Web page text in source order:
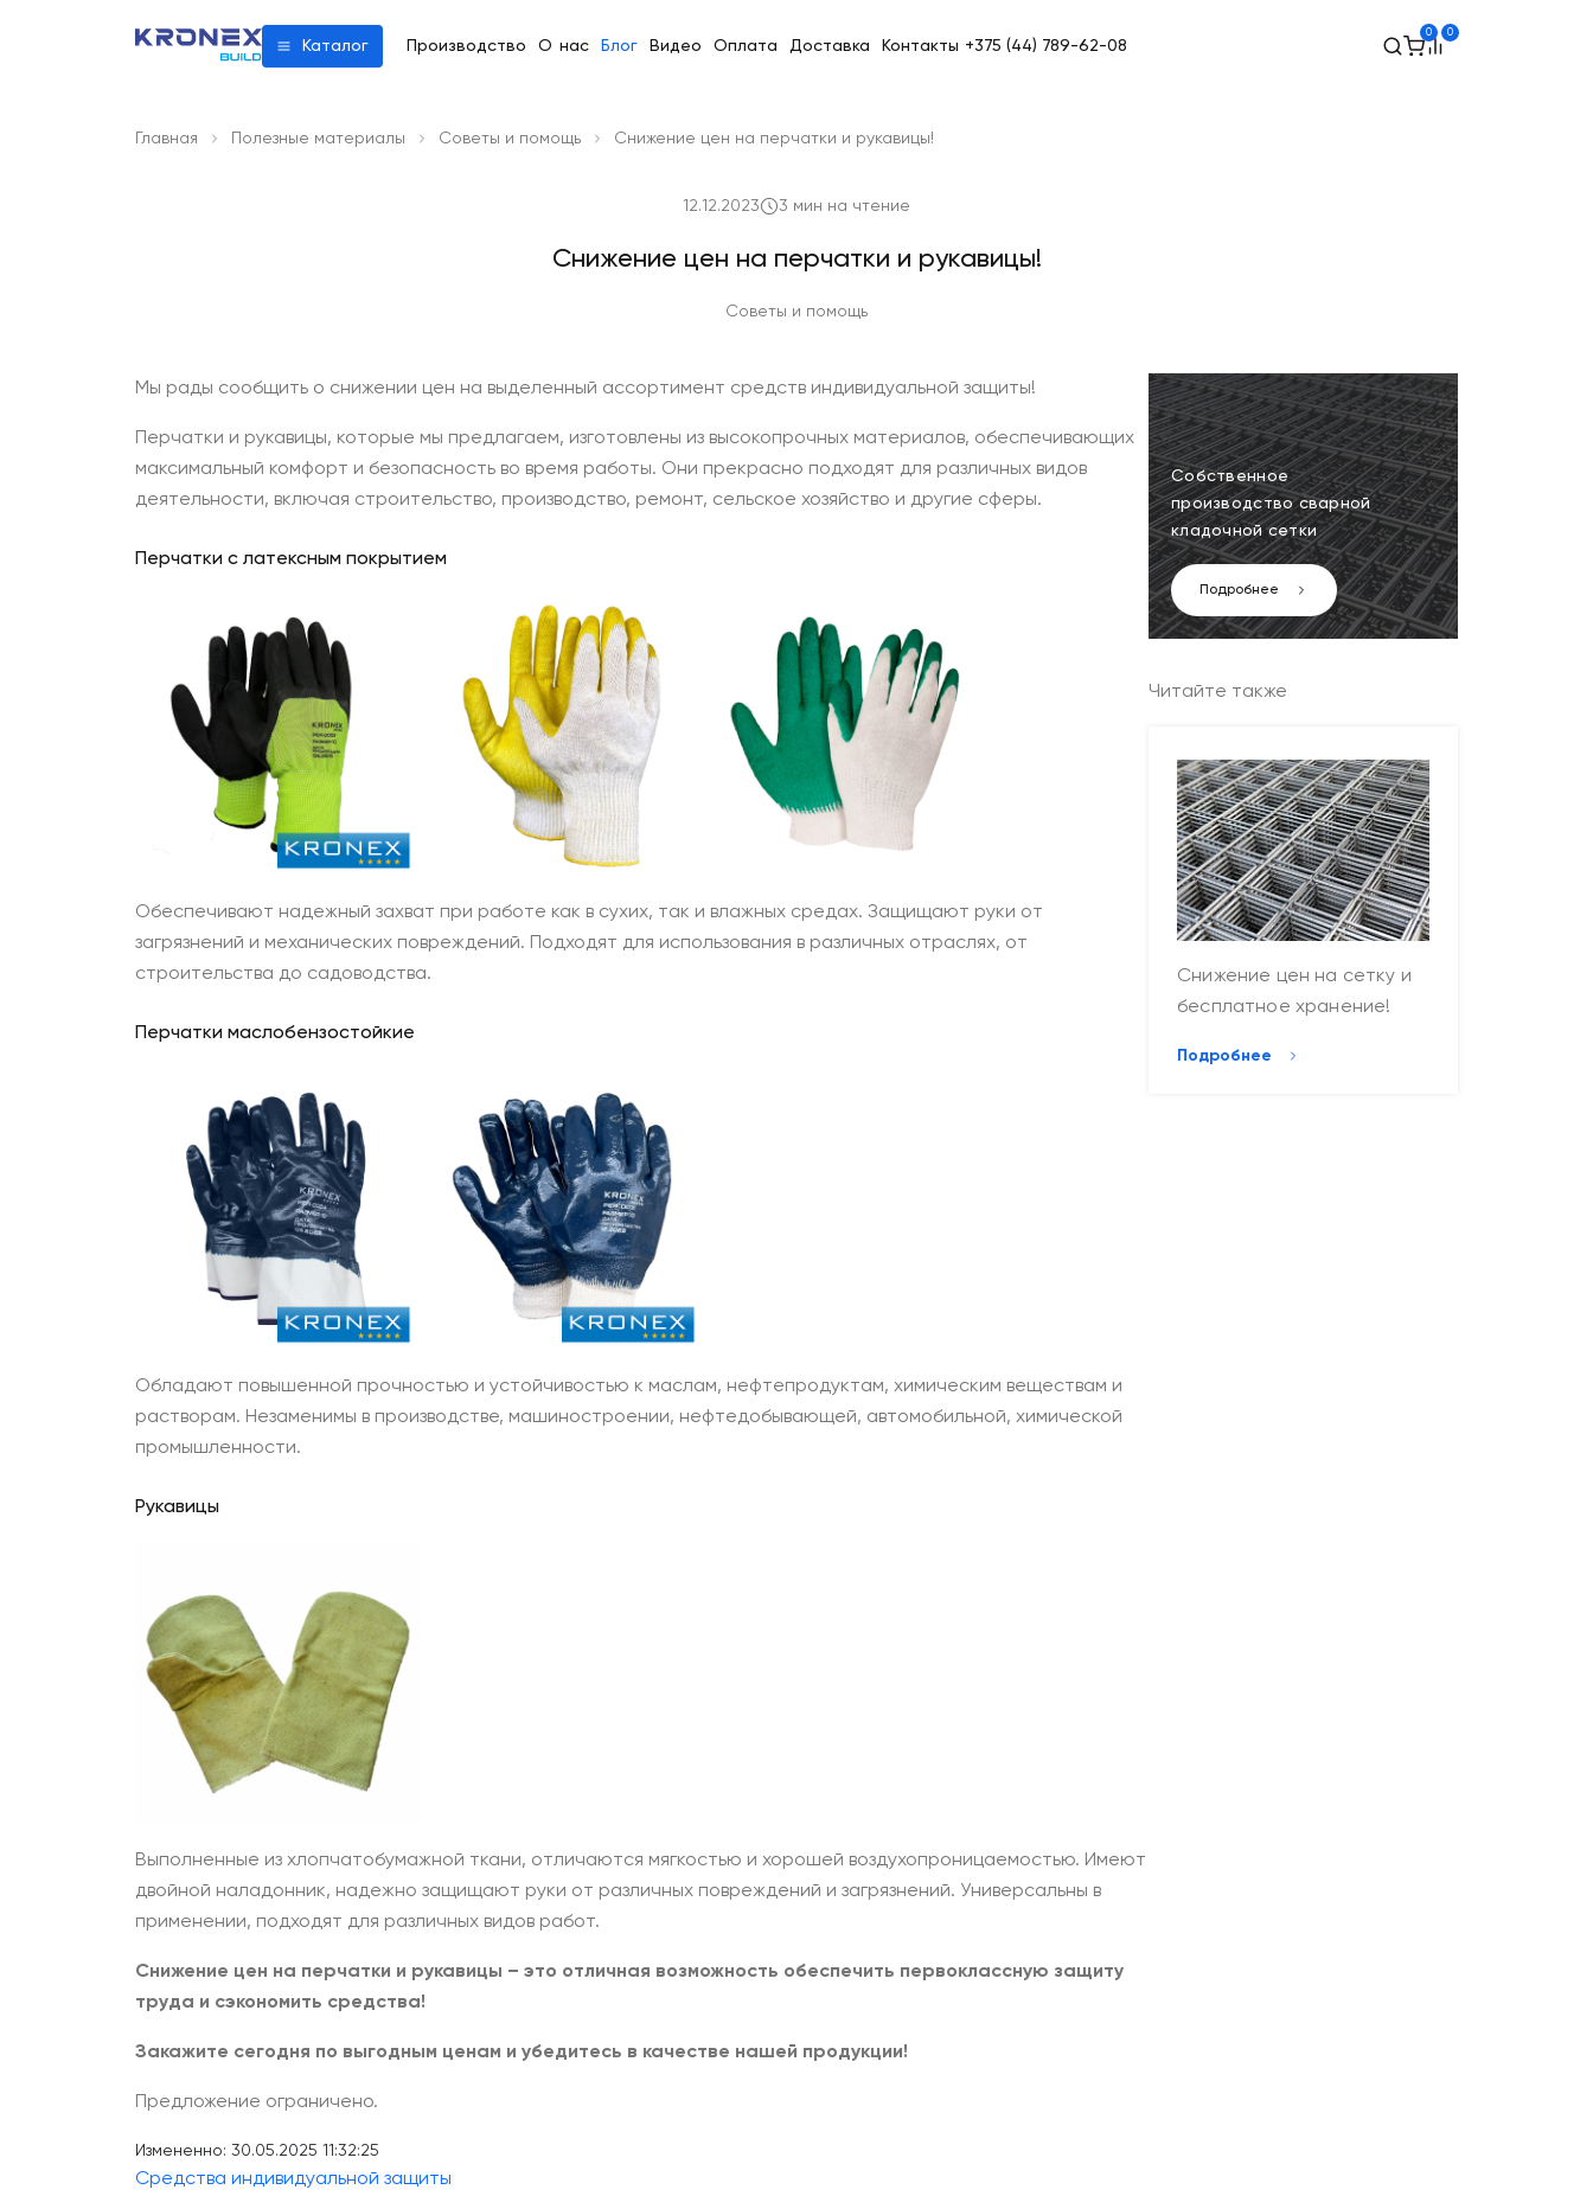
Каталог Производство О нас Блог Видео Оплата Доставка Контакты +375 (44) 789-62-08
0 0
Главная Полезные материалы Советы и помощь Снижение цен на перчатки и рукавицы!
12.12.2023 3 мин на чтение
Снижение цен на перчатки и рукавицы!
Советы и помощь
Мы рады сообщить о снижении цен на выделенный ассортимент средств индивидуальной защиты!
Перчатки и рукавицы, которые мы предлагаем, изготовлены из высокопрочных материалов, обеспечивающих
максимальный комфорт и безопасность во время работы. Они прекрасно подходят для различных видов
деятельности, включая строительство, производство, ремонт, сельское хозяйство и другие сферы.
Перчатки с латексным покрытием
Обеспечивают надежный захват при работе как в сухих, так и влажных средах. Защищают руки от
загрязнений и механических повреждений. Подходят для использования в различных отраслях, от
строительства до садоводства.
Перчатки маслобензостойкие
Обладают повышенной прочностью и устойчивостью к маслам, нефтепродуктам, химическим веществам и
растворам. Незаменимы в производстве, машиностроении, нефтедобывающей, автомобильной, химической
промышленности.
Рукавицы
Выполненные из хлопчатобумажной ткани, отличаются мягкостью и хорошей воздухопроницаемостью. Имеют
двойной наладонник, надежно защищают руки от различных повреждений и загрязнений. Универсальны в
применении, подходят для различных видов работ.
Снижение цен на перчатки и рукавицы – это отличная возможность обеспечить первоклассную защиту
труда и сэкономить средства!
Закажите сегодня по выгодным ценам и убедитесь в качестве нашей продукции!
Предложение ограничено.
Измененно: 30.05.2025 11:32:25
Собственное
производство сварной
кладочной сетки
Подробнее
Читайте также
Снижение цен на сетку и
бесплатное хранение!
Подробнее
Средства индивидуальной защиты